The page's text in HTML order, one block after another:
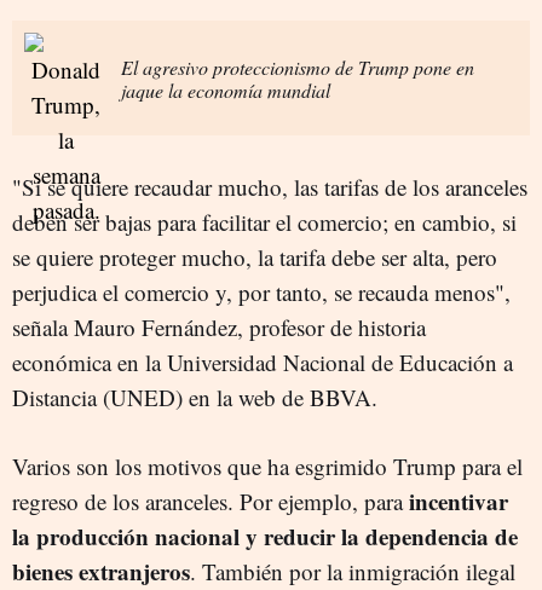
El agresivo proteccionismo de Trump pone en
jaque la economía mundial
"Si se quiere recaudar mucho, las tarifas de los aranceles
deben ser bajas para facilitar el comercio; en cambio, si
se quiere proteger mucho, la tarifa debe ser alta, pero
perjudica el comercio y, por tanto, se recauda menos",
señala Mauro Fernández, profesor de historia
económica en la Universidad Nacional de Educación a
Distancia (UNED) en la web de BBVA.
Varios son los motivos que ha esgrimido Trump para el
regreso de los aranceles. Por ejemplo, paraincentivar
la producción nacional y reducir la dependencia de
bienes extranjeros. También por la inmigración ilegal